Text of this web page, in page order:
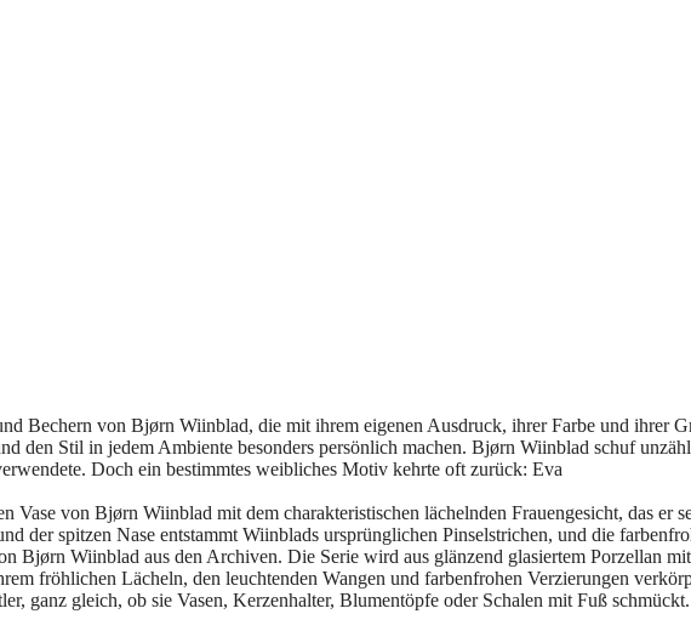
Bechern von Bjørn Wiinblad, die mit ihrem eigenen Ausdruck, ihrer Farbe und ihrer
den Stil in jedem Ambiente besonders persönlich machen. Bjørn Wiinblad schuf
Doch ein bestimmtes weibliches Motiv kehrte oft zurück: Eva
Vase von Bjørn Wiinblad mit dem charakteristischen lächelnden Frauengesicht, das er
der spitzen Nase entstammt Wiinblads ursprünglichen Pinselstrichen, und die
Bjørn Wiinblad aus den Archiven. Die Serie wird aus glänzend glasiertem Porzellan mit
fröhlichen Lächeln, den leuchtenden Wangen und farbenfrohen Verzierungen
ganz gleich, ob sie Vasen, Kerzenhalter, Blumentöpfe oder Schalen mit Fuß schmückt.